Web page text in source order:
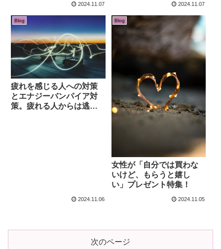
2024.11.07 2024.11.07
Blog
疲れを感じる人への対策
とエナジーバンパイア対
策。疲れる人からは逃げ
2024.11.06
Blog
女性が「自分では買わな
いけど、もらうと嬉し
い」プレゼント特集！
2024.11.05
次のページ